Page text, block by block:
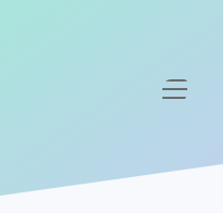
menüyü